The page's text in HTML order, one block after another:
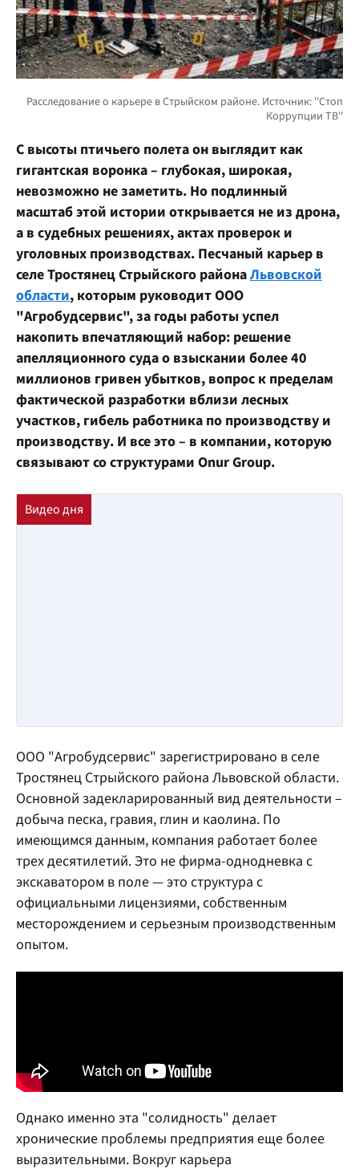
С высоты птичьего полета он выглядит как
гигантская воронка – глубокая, широкая,
невозможно не заметить. Но подлинный
масштаб этой истории открывается не из дрона,
а в судебных решениях, актах проверок и
уголовных производствах. Песчаный карьер в
селе Тростянец Стрыйского районаЛьвовской
области, которым руководит ООО
"Агробудсервис", за годы работы успел
накопить впечатляющий набор: решение
апелляционного суда о взыскании более 40
миллионов гривен убытков, вопрос к пределам
фактической разработки вблизи лесных
участков, гибель работника по производству и
производству. И все это – в компании, которую
связывают со структурами Onur Group.
ООО "Агробудсервис" зарегистрировано в селе
Тростянец Стрыйского района Львовской области.
Основной задекларированный вид деятельности –
добыча песка, гравия, глин и каолина. По
имеющимся данным, компания работает более
трех десятилетий. Это не фирма-однодневка с
экскаватором в поле — это структура с
официальными лицензиями, собственным
месторождением и серьезным производственным
опытом.
Однако именно эта "солидность" делает
хронические проблемы предприятия еще более
выразительными. Вокруг карьера